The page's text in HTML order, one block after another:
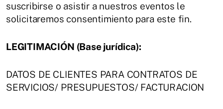
suscribirse o asistir a nuestros eventos le
solicitaremos consentimiento para este fin.
LEGITIMACIÓN (Base jurídica):
DATOS DE CLIENTES PARA CONTRATOS DE
SERVICIOS/ PRESUPUESTOS/ FACTURACION